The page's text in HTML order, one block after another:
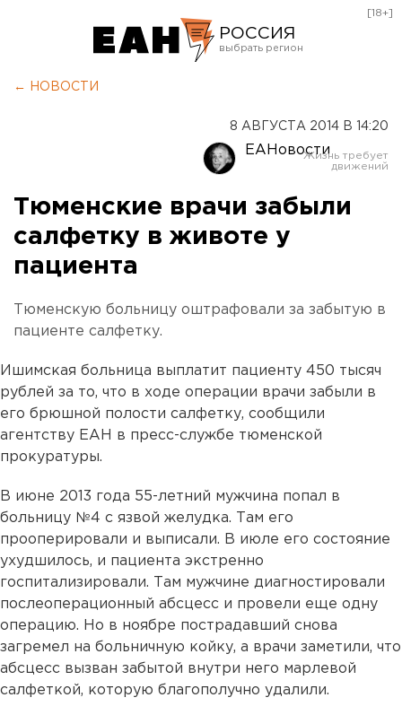
РОССИЯ
Оренбург
[18+]
← НОВОСТИ
8 АВГУСТА 2014 В 14:20
ЕАНовости
Тюменские врачи забыли
салфетку в животе у
пациента
Тюменскую больницу оштрафовали за забытую в
пациенте салфетку.
Ишимская больница выплатит пациенту 450 тысяч
рублей за то, что в ходе операции врачи забыли в
его брюшной полости салфетку, сообщили
агентству ЕАН в пресс-службе тюменской
прокуратуры.
В июне 2013 года 55-летний мужчина попал в
больницу №4 с язвой желудка. Там его
прооперировали и выписали. В июле его состояние
ухудшилось, и пациента экстренно
госпитализировали. Там мужчине диагностировали
послеоперационный абсцесс и провели еще одну
операцию. Но в ноябре пострадавший снова
загремел на больничную койку, а врачи заметили, что
абсцесс вызван забытой внутри него марлевой
салфеткой, которую благополучно удалили.